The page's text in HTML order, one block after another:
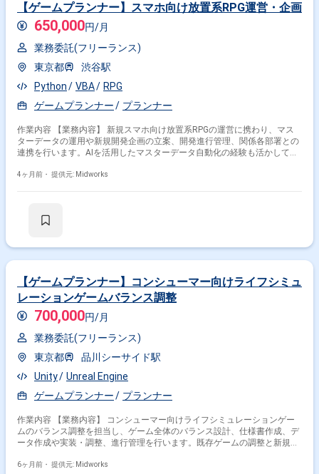
【ゲームプランナー】スマホ向け放置系RPG運営・企画
650,000円/月
業務委託(フリーランス)
東京都
渋谷駅
Python
VBA
RPG
ゲームプランナー
プランナー
作業内容 【業務内容】 新規スマホ向け放置系RPGの運営に携わり、マス
ターデータの運用や新規開発企画の立案、開発進行管理、関係各部署との
連携を行います。AIを活用したマスターデータ自動化の経験も活かして業
タ運用・メンテナンス ・新規ゲーム機能の企画立案・仕様策定・設計書作
4ヶ月前・ 提供元: Midworks
【ゲームプランナー】コンシューマー向けライフシミュ
レーションゲームバランス調整
700,000円/月
業務委託(フリーランス)
東京都
品川シーサイド駅
Unity
Unreal Engine
ゲームプランナー
プランナー
作業内容 【業務内容】 コンシューマー向けライフシミュレーションゲー
ムのバランス調整を担当し、ゲーム全体のバランス設計、仕様書作成、デ
ータ作成や実装・調整、進行管理を行います。既存ゲームの調整と新規要
【作業内容】 ・ゲームシステムの仕様書、概要書の作成 ・ゲーム内イベ
6ヶ月前・ 提供元: Midworks